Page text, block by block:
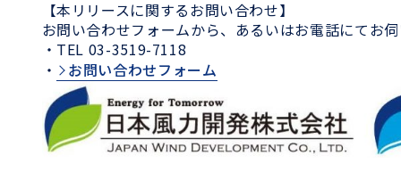
【本リリースに関するお問い合わせ】
お問い合わせフォームから、あるいはお電話にてお
・TEL 03-3519-7118
・
お問い合わせフォーム